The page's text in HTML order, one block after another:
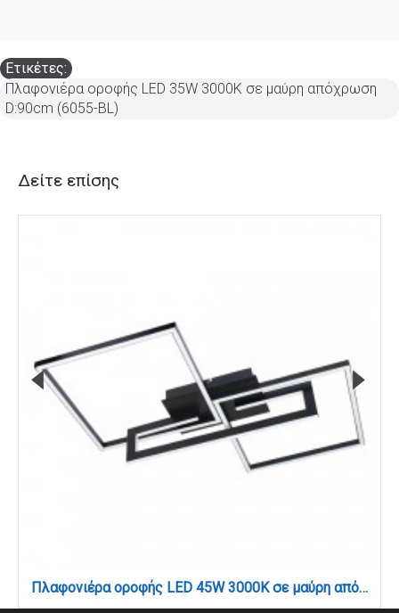
Ετικέτες:
Πλαφονιέρα οροφής LED 35W 3000Κ σε μαύρη απόχρωση
D:90cm (6055-BL)
Δείτε επίσης
Πλαφονιέρα οροφής LED 45W 3000Κ σε μαύρη απόχρωση D:70cm (6053-BL)